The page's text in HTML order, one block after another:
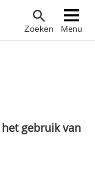
Zoeken Menu
gebruik van